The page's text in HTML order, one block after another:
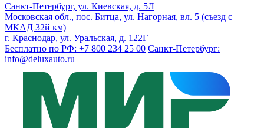
Санкт-Петербург, ул. Киевская, д. 5Л
Московская обл., пос. Битца, ул. Нагорная, вл. 5 (съезд с
МКАД 32й км)
г. Краснодар, ул. Уральская, д. 122Г
Бесплатно по РФ: +7 800 234 25 00 Санкт-Петербург:
info@deluxauto.ru